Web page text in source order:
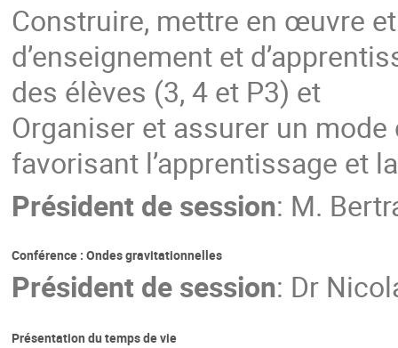
Construire, mettre en œuvre
d’enseignement et
des élèves (3, 4 et P3) et
Organiser et assurer un
favorisant l’apprentissage et
Président de session: M.
Conférence : Ondes gravitationnelles
Président de session: Dr
Présentation du temps de vie